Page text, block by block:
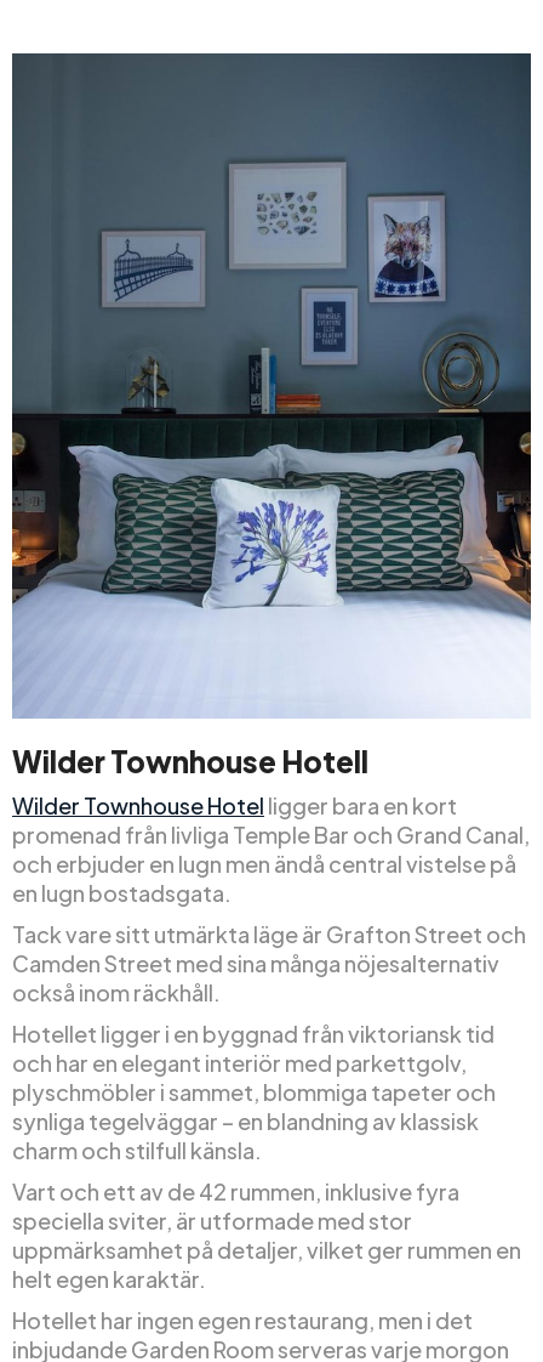
Wilder Townhouse Hotell
Wilder Townhouse Hotel ligger bara en kort
promenad från livliga Temple Bar och Grand Canal,
och erbjuder en lugn men ändå central vistelse på
en lugn bostadsgata.
Tack vare sitt utmärkta läge är Grafton Street och
Camden Street med sina många nöjesalternativ
också inom räckhåll.
Hotellet ligger i en byggnad från viktoriansk tid
och har en elegant interiör med parkettgolv,
plyschmöbler i sammet, blommiga tapeter och
synliga tegelväggar – en blandning av klassisk
charm och stilfull känsla.
Vart och ett av de 42 rummen, inklusive fyra
speciella sviter, är utformade med stor
uppmärksamhet på detaljer, vilket ger rummen en
helt egen karaktär.
Hotellet har ingen egen restaurang, men i det
inbjudande Garden Room serveras varje morgon